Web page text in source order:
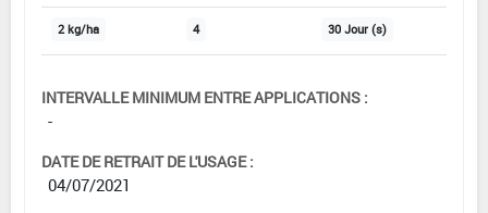
2 kg/ha 4 30 Jour (s)
INTERVALLE MINIMUM ENTRE APPLICATIONS :
-
DATE DE RETRAIT DE L'USAGE :
04/07/2021